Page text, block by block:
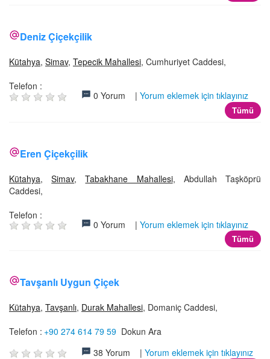
Deniz Çiçekçilik
Kütahya, Simav, Tepecik Mahallesi, Cumhuriyet Caddesi,
Telefon :
0 Yorum | Yorum eklemek için tıklayınız
Tümü
Eren Çiçekçilik
Kütahya,Simav,Tabakhane Mahallesi, Abdullah Taşköprü
Caddesi,
Telefon :
0 Yorum | Yorum eklemek için tıklayınız
Tümü
Tavşanlı Uygun Çiçek
Kütahya, Tavşanlı, Durak Mahallesi, Domaniç Caddesi,
Telefon : +90 274 614 79 59 Dokun Ara
38 Yorum | Yorum eklemek için tıklayınız